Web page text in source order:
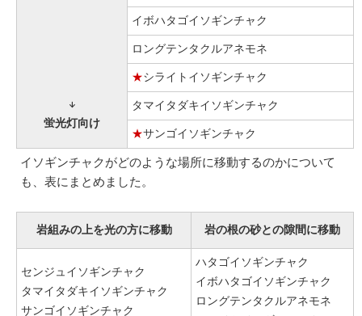
↓
蛍光灯向け
イボハタゴイソギンチャク
ロングテンタクルアネモネ
★シライトイソギンチャク
タマイタダキイソギンチャク
★サンゴイソギンチャク
イソギンチャクがどのような場所に移動するのかについて
も、表にまとめました。
岩組みの上を光の方に移動 岩の根の砂との隙間に移動
センジュイソギンチャク
タマイタダキイソギンチャク
サンゴイソギンチャク
ハタゴイソギンチャク
イボハタゴイソギンチャク
ロングテンタクルアネモネ